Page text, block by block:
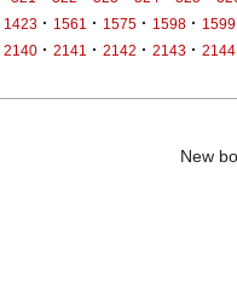
1423 · 1561 · 1575 · 1598 · 1599
2140 · 2141 · 2142 · 2143 · 2144
New